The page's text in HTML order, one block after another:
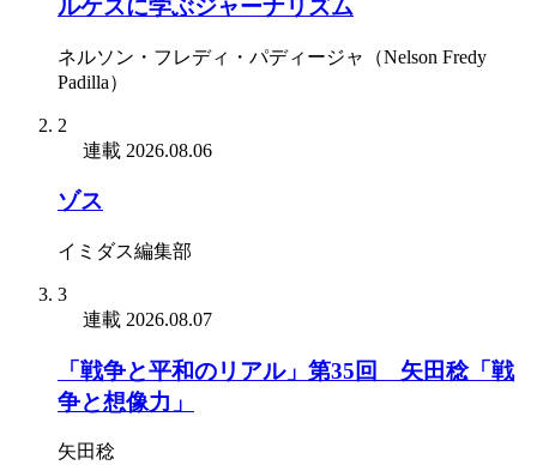
ルケスに学ぶジャーナリズム
ネルソン・フレディ・パディージャ（Nelson Fredy
Padilla）
2
連載 2026.08.06
ゾス
イミダス編集部
3
連載 2026.08.07
「戦争と平和のリアル」第35回 矢田稔「戦
争と想像力」
矢田稔